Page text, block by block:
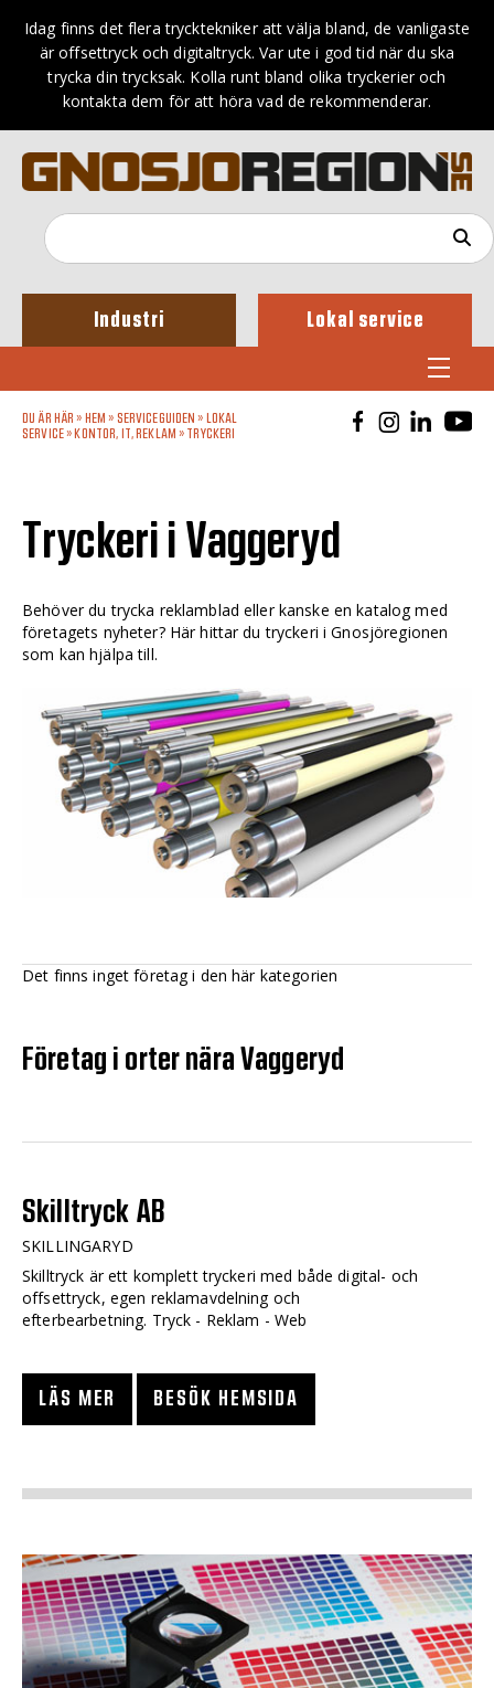
Idag finns det flera trycktekniker att välja bland, de vanligaste
är offsettryck och digitaltryck. Var ute i god tid när du ska
trycka din trycksak. Kolla runt bland olika tryckerier och
kontakta dem för att höra vad de rekommenderar.
Industri Lokal service
DU ÄR HÄR » HEM » SERVICEGUIDEN »
LOKAL
SERVICE» KONTOR, IT, REKLAM » TRYCKERI
Tryckeri i Vaggeryd
Behöver du trycka reklamblad eller kanske en katalog med
företagets nyheter? Här hittar du tryckeri i Gnosjöregionen
som kan hjälpa till.
Det finns inget företag i den här kategorien
Företag i orter nära Vaggeryd
Skilltryck AB
SKILLINGARYD
Skilltryck är ett komplett tryckeri med både digital- och
offsettryck, egen reklamavdelning och
efterbearbetning. Tryck - Reklam - Web
LÄS MER BESÖK HEMSIDA